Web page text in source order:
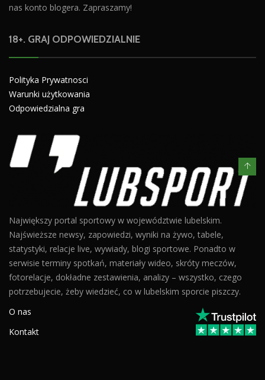
nas konto blogera. Zapraszamy!
18+. GRAJ ODPOWIEDZIALNIE
Polityka Prywatnosci
Warunki użytkowania
Odpowiedzialna gra
Największy portal sportowy w województwie lubelskim.
Najświeższe newsy, zapowiedzi, wyniki na żywo, tabele,
statystyki, relacje live, wywiady, blogi sportowe. Ponadto w
serwisie terminy spotkań, materiały wideo, skróty meczów,
fotorelacje, dokładne zestawienia, analizy – wszystko, czego
potrzebujecie, żeby wiedzieć, co w lubelskim sporcie piszczy.
O nas
Kontakt